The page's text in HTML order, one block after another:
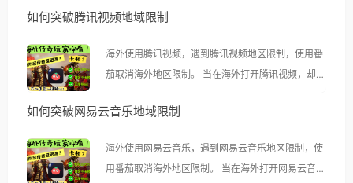
如何突破腾讯视频地域限制
海外使用腾讯视频，遇到腾讯视频地区限制，使用番
茄取消海外地区限制。 当在海外打开腾讯视频，却突
示语。 海外用户如香港、澳门、台湾、美国、加拿
像其他音乐平台一样，出现地区及版权限制问题，且
仅能在中国大陆地区播放。 遇到这个问题的朋友们，
如何突破网易云音乐地域限制
海外使用网易云音乐，遇到网易云音乐地区限制，使
用番茄取消海外地区限制。 当在海外打开网易云音